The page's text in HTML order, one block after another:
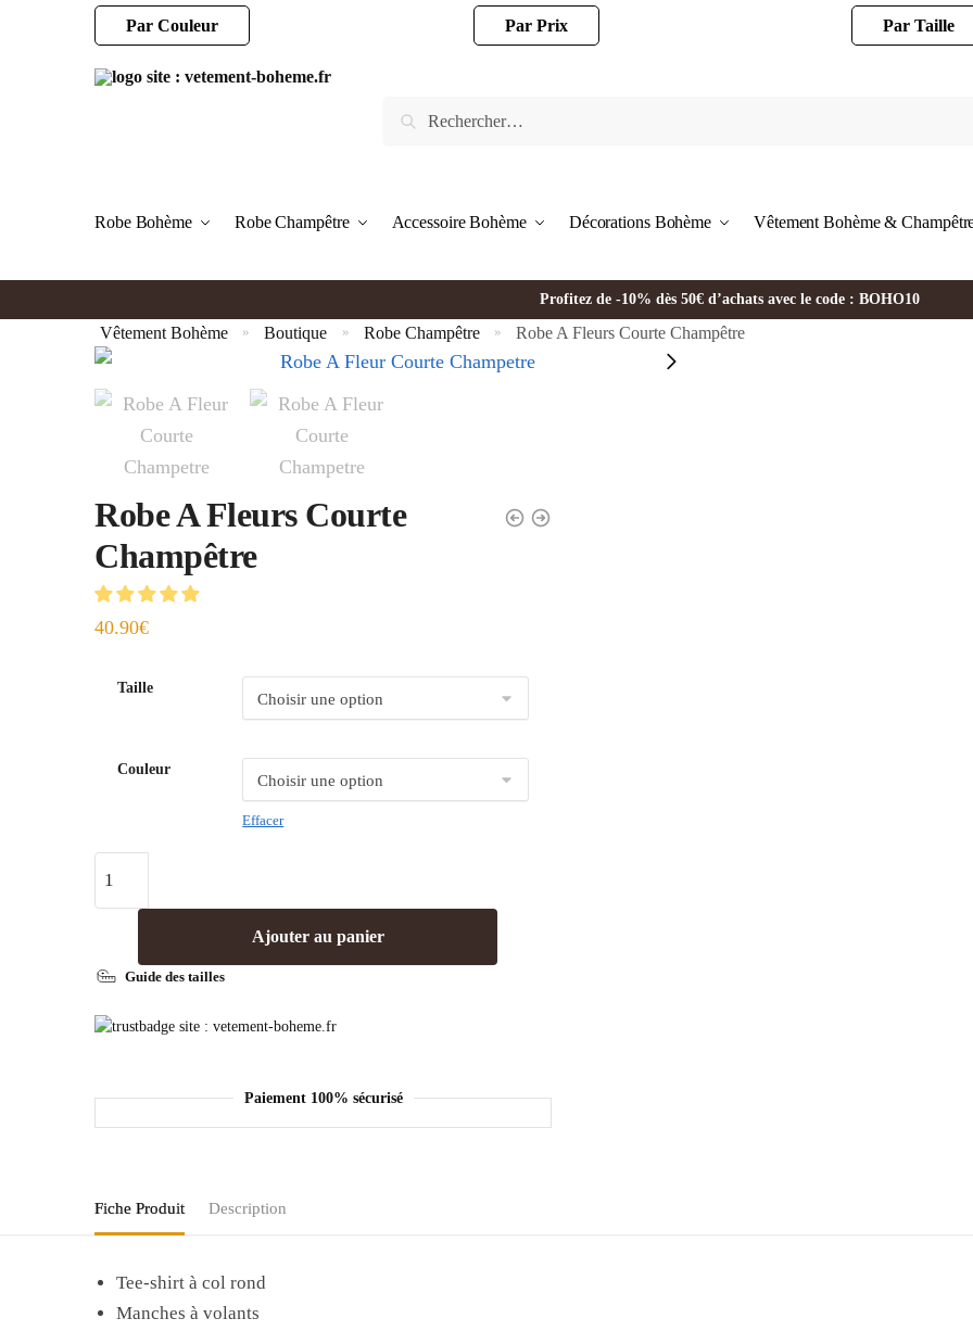
Par Couleur Par Prix Par Taille
Robe Bohème Robe Champêtre Accessoire Bohème Décorations Bohème Vêtement Bohème &
Profitez de -10% dès 50€ d’achats avec le code : BOHO10
Vêtement Bohème » Boutique » Robe Champêtre » Robe A Fleurs Courte Champêtre
Robe A Fleurs Courte
Champêtre
40.90€
Taille
Couleur
Effacer
Ajouter au panier
Guide des tailles
Paiement 100% sécurisé
Fiche Produit Description
Tee-shirt à col rond
Manches à volants